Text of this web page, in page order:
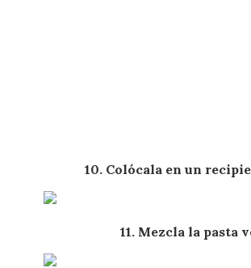
10. Colócala en un
11. Mezcla la pasta